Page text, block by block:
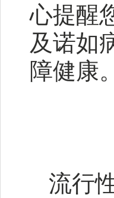
心提醒
及诺如
障健康。
流行